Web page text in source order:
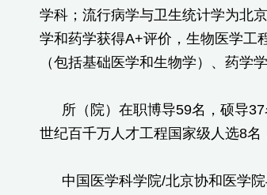
学科；流行病学与卫生统计学为北
学和药学获得A+评价，生物医学工
（包括基础医学和生物学）、药学
所（院）在职博导59名，硕导
世纪百千万人才工程国家级人选8名
中国医学科学院/北京协和医学